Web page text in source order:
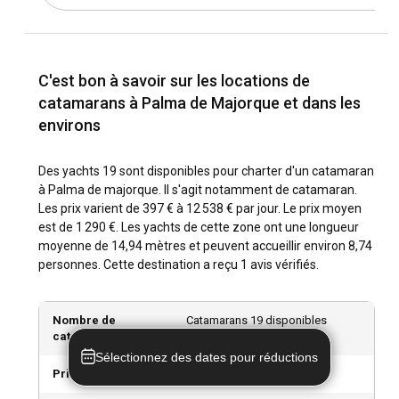
catamaran ; c'est un paradis pour le snorkeling et
un peu de vie cosmopolite, mouillez à Port d'Andratx et
imprégnez-vous de la vie nocturne vibrante.
de catamaran à Palma de Majorque ?
La haute saison pour visiter Palma de Majorque s'étend
généralement de mai à octobre, caractérisée par des
températures chaudes et de longues heures de clarté.
Cependant, le printemps et l'automne présentent
possiblement les meilleures conditions de navigation, avec
splendides qui captivent l'esprit des visiteurs.
Quelles sont les conditions météorologiques et de
navigation à Palma de Majorque ?
C'est bon à savoir sur les locations de
catamarans à Palma de Majorque et dans les
environs
Des yachts 19 sont disponibles pour charter d'un catamaran
à Palma de majorque. Il s'agit notamment de catamaran.
Les prix varient de 397 € à 12 538 € par jour. Le prix moyen
est de 1 290 €. Les yachts de cette zone ont une longueur
moyenne de 14,94 mètres et peuvent accueillir environ 8,74
personnes. Cette destination a reçu 1 avis vérifiés.
Nombre de
catamarans
Catamarans 19 disponibles
Prix minimum
Sélectionnez des dates pour réductions